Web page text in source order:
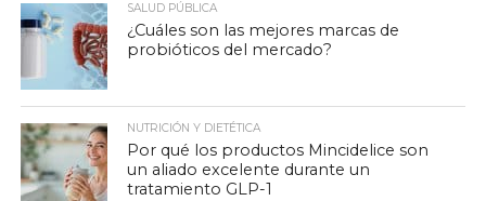
SALUD PÚBLICA
¿Cuáles son las mejores marcas de
probióticos del mercado?
NUTRICIÓN Y DIETÉTICA
Por qué los productos Mincidelice son
un aliado excelente durante un
tratamiento GLP-1